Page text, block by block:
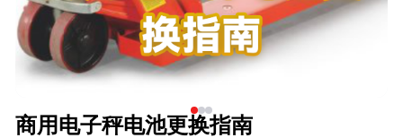
商用电子秤电池更换指南